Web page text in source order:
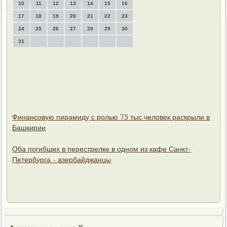
10 11 12 13 14 15 16
17 18 19 20 21 22 23
24 25 26 27 28 29 30
31
Финансовую пирамиду с ролью 75 тыс человек раскрыли в
Башкирии
Оба погибших в перестрелке в одном из кафе Санкт-
Петербурга - азербайджанцы